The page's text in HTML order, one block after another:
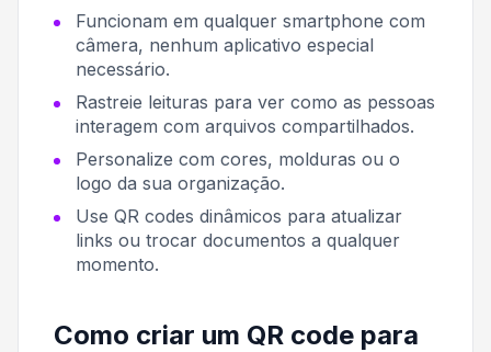
Funcionam em qualquer smartphone com
câmera, nenhum aplicativo especial
necessário.
Rastreie leituras para ver como as pessoas
interagem com arquivos compartilhados.
Personalize com cores, molduras ou o
logo da sua organização.
Use QR codes dinâmicos para atualizar
links ou trocar documentos a qualquer
momento.
Como criar um QR code para